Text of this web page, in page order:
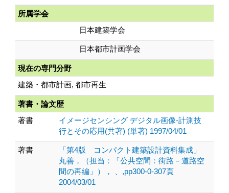
所属学会
日本建築学会
日本都市計画学会
現在の専門分野
建築・都市計画, 都市再生
著書・論文歴
著書
イメージセンシング デジタル画像-計測技
行とその応用(共著) (単著) 1997/04/01
著書
「第4版 コンパクト建築設計資料集成」
丸善，（担当：「公共空間：街路－道路空
間の再編」）， 、,pp300-0-307頁
2004/03/01